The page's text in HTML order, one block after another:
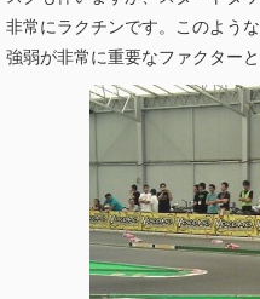
非常にラクチンです。このよう
強弱が非常に重要なファクターと